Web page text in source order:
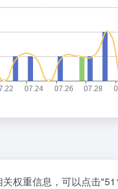
权重信息，可以点击"